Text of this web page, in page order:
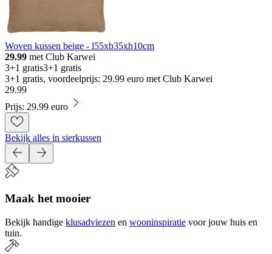
Woven kussen beige - l55xb35xh10cm
29.99 met Club Karwei
3+1 gratis3+1 gratis
3+1 gratis, voordeelprijs: 29.99 euro met Club Karwei
29.99
Prijs: 29.99 euro
Bekijk alles in sierkussen
Maak het mooier
Bekijk handige klusadviezen en wooninspiratie voor jouw huis en
tuin.